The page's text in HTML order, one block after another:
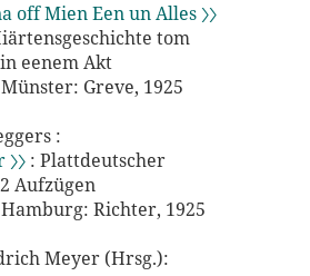
off Mien Een un Alles 〉〉
tom
eenem Akt
Greve, 1925
:
: Plattdeutscher
Aufzügen
Richter, 1925
Meyer (Hrsg.):